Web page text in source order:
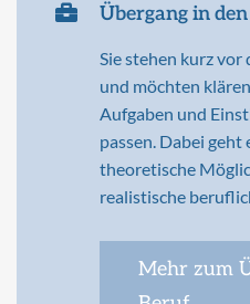
Übergang in
Sie stehen kurz vor
und möchten
Aufgaben und
passen. Dabei geht
theoretische
realistische
Mehr zum